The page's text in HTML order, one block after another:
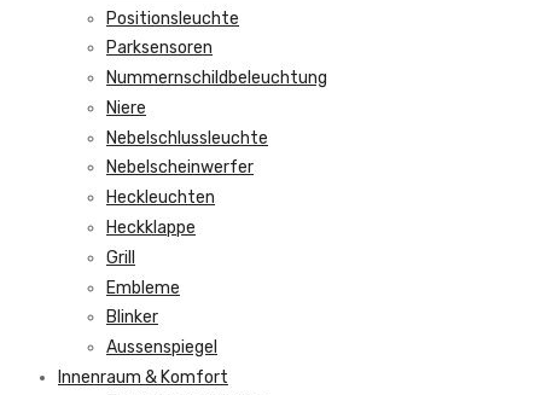
Positionsleuchte
Parksensoren
Nummernschildbeleuchtung
Niere
Nebelschlussleuchte
Nebelscheinwerfer
Heckleuchten
Heckklappe
Grill
Embleme
Blinker
Aussenspiegel
Innenraum & Komfort